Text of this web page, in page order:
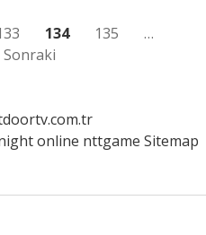
134 135
…
Sonraki
online nttgame Sitemap